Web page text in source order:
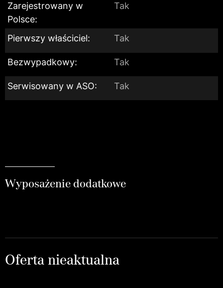
Zarejestrowany w
Polsce:
Tak
Pierwszy właściciel: Tak
Bezwypadkowy: Tak
Serwisowany w ASO: Tak
Wyposażenie dodatkowe
Oferta nieaktualna